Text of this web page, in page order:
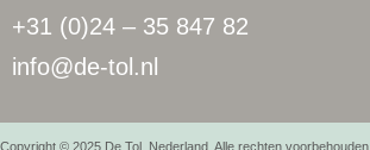
+31 (0)24 – 35 847 82
info@de-tol.nl
Copyright © 2025 De Tol, Nederland. Alle rechten voorbehouden.